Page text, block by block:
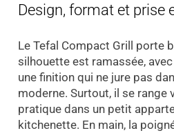
Design, format et prise
Le Tefal Compact Grill porte
silhouette est ramassée,
une finition qui ne jure pas
moderne. Surtout, il se range
pratique dans un petit
kitchenette. En main, la